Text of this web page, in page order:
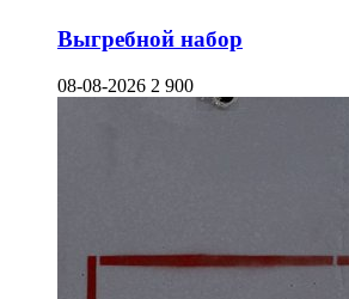
Выгребной набор
08-08-2026 2 900